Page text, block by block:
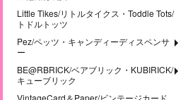
Little Tikes/リトルタイクス・Toddle Tots/
トドルトッツ
Pez/ペッツ・キャンディーディスペンサ
ー
BE@RBRICK/ベアブリック・KUBIRICK/
キューブリック
VintageCard＆Paper/ビンテージカード